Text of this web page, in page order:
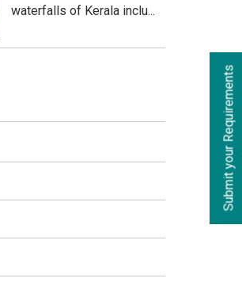
waterfalls of Kerala inclu...
S
u
b
m
i
t
y
o
u
r
R
e
q
u
i
r
e
m
e
n
t
s